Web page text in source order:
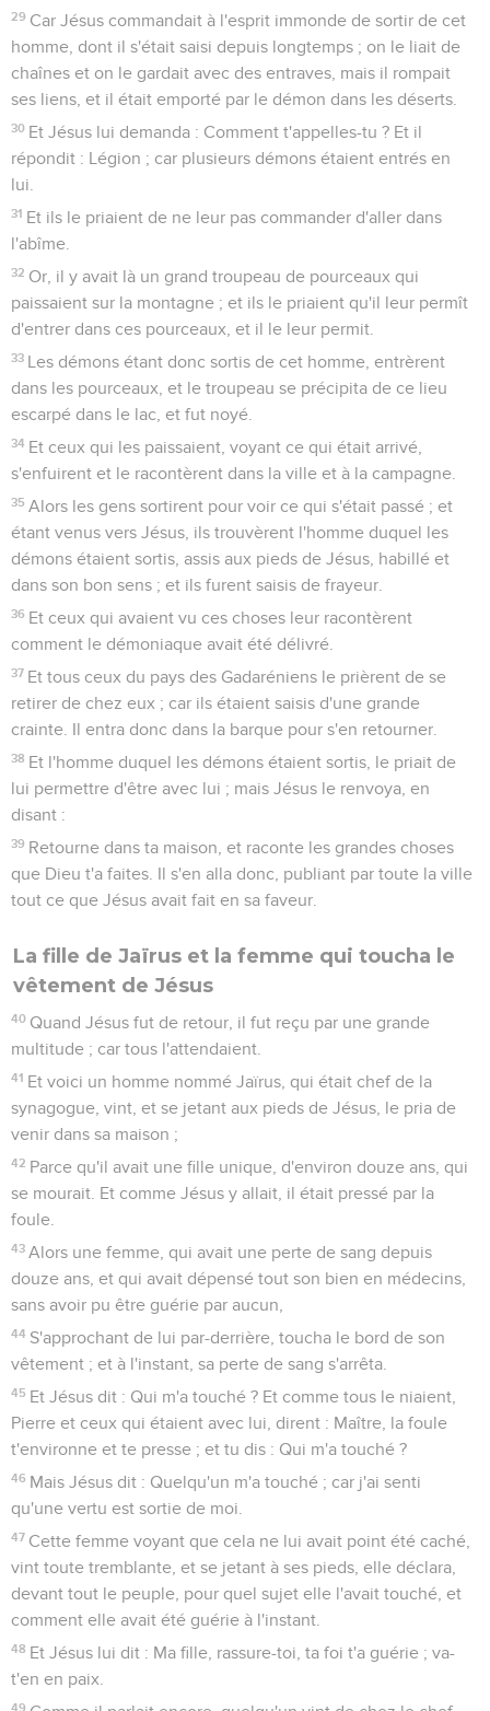
29 Car Jésus commandait à l'esprit immonde de sortir de cet
homme, dont il s'était saisi depuis longtemps ; on le liait de
chaînes et on le gardait avec des entraves, mais il rompait
ses liens, et il était emporté par le démon dans les déserts.
30 Et Jésus lui demanda : Comment t'appelles-tu ? Et il
répondit : Légion ; car plusieurs démons étaient entrés en
lui.
31 Et ils le priaient de ne leur pas commander d'aller dans
l'abîme.
32 Or, il y avait là un grand troupeau de pourceaux qui
paissaient sur la montagne ; et ils le priaient qu'il leur permît
d'entrer dans ces pourceaux, et il le leur permit.
33 Les démons étant donc sortis de cet homme, entrèrent
dans les pourceaux, et le troupeau se précipita de ce lieu
escarpé dans le lac, et fut noyé.
34 Et ceux qui les paissaient, voyant ce qui était arrivé,
s'enfuirent et le racontèrent dans la ville et à la campagne.
35 Alors les gens sortirent pour voir ce qui s'était passé ; et
étant venus vers Jésus, ils trouvèrent l'homme duquel les
démons étaient sortis, assis aux pieds de Jésus, habillé et
dans son bon sens ; et ils furent saisis de frayeur.
36 Et ceux qui avaient vu ces choses leur racontèrent
comment le démoniaque avait été délivré.
37 Et tous ceux du pays des Gadaréniens le prièrent de se
retirer de chez eux ; car ils étaient saisis d'une grande
crainte. Il entra donc dans la barque pour s'en retourner.
38 Et l'homme duquel les démons étaient sortis, le priait de
lui permettre d'être avec lui ; mais Jésus le renvoya, en
disant :
39 Retourne dans ta maison, et raconte les grandes choses
que Dieu t'a faites. Il s'en alla donc, publiant par toute la ville
tout ce que Jésus avait fait en sa faveur.
La fille de Jaïrus et la femme qui toucha le
vêtement de Jésus
40 Quand Jésus fut de retour, il fut reçu par une grande
multitude ; car tous l'attendaient.
41 Et voici un homme nommé Jaïrus, qui était chef de la
synagogue, vint, et se jetant aux pieds de Jésus, le pria de
venir dans sa maison ;
42 Parce qu'il avait une fille unique, d'environ douze ans, qui
se mourait. Et comme Jésus y allait, il était pressé par la
foule.
43 Alors une femme, qui avait une perte de sang depuis
douze ans, et qui avait dépensé tout son bien en médecins,
sans avoir pu être guérie par aucun,
44 S'approchant de lui par-derrière, toucha le bord de son
vêtement ; et à l'instant, sa perte de sang s'arrêta.
45 Et Jésus dit : Qui m'a touché ? Et comme tous le niaient,
Pierre et ceux qui étaient avec lui, dirent : Maître, la foule
t'environne et te presse ; et tu dis : Qui m'a touché ?
46 Mais Jésus dit : Quelqu'un m'a touché ; car j'ai senti
qu'une vertu est sortie de moi.
47 Cette femme voyant que cela ne lui avait point été caché,
vint toute tremblante, et se jetant à ses pieds, elle déclara,
devant tout le peuple, pour quel sujet elle l'avait touché, et
comment elle avait été guérie à l'instant.
48 Et Jésus lui dit : Ma fille, rassure-toi, ta foi t'a guérie ; va-
t'en en paix.
49